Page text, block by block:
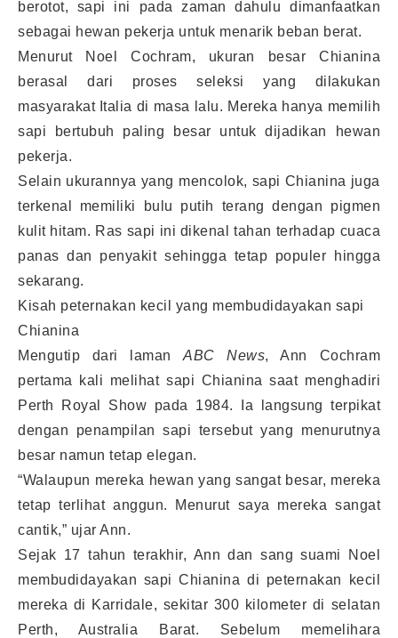
berotot, sapi ini pada zaman dahulu dimanfaatkan
sebagai hewan pekerja untuk menarik beban berat.
Menurut Noel Cochram, ukuran besar Chianina
berasal dari proses seleksi yang dilakukan
masyarakat Italia di masa lalu. Mereka hanya memilih
sapi bertubuh paling besar untuk dijadikan hewan
pekerja.
Selain ukurannya yang mencolok, sapi Chianina juga
terkenal memiliki bulu putih terang dengan pigmen
kulit hitam. Ras sapi ini dikenal tahan terhadap cuaca
panas dan penyakit sehingga tetap populer hingga
sekarang.
Kisah peternakan kecil yang membudidayakan sapi
Chianina
Mengutip dari lamanABC News, Ann Cochram
pertama kali melihat sapi Chianina saat menghadiri
Perth Royal Show pada 1984. Ia langsung terpikat
dengan penampilan sapi tersebut yang menurutnya
besar namun tetap elegan.
“Walaupun mereka hewan yang sangat besar, mereka
tetap terlihat anggun. Menurut saya mereka sangat
cantik,” ujar Ann.
Sejak 17 tahun terakhir, Ann dan sang suami Noel
membudidayakan sapi Chianina di peternakan kecil
mereka di Karridale, sekitar 300 kilometer di selatan
Perth, Australia Barat. Sebelum memelihara